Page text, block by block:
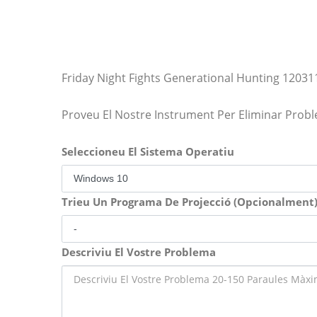
Friday Night Fights Generational Hunting
Proveu El Nostre Instrument Per Eliminar
Seleccioneu El Sistema Operatiu
Trieu Un Programa De Projecció (Opcionalment)
Descriviu El Vostre Problema